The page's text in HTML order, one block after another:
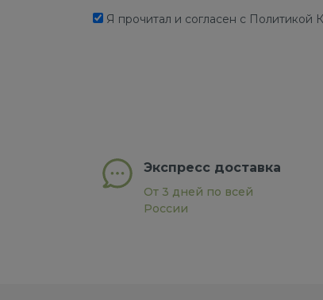
Я прочитал и согласен с Политикой
Экспресс доставка
От 3 дней по всей
России